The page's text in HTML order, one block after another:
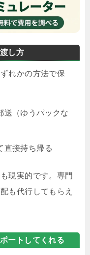
し方
れかの方法で保
送（ゆうパックな
直接持ち帰る
現実的です。専門
も代行してもらえ
ートしてくれる